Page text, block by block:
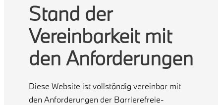
Stand der
Vereinbarkeit mit
den Anforderungen
Diese Website ist vollständig vereinbar mit
den Anforderungen der Barrierefreie-